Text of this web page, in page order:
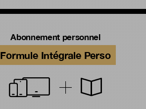
Abonnement personnel
Formule Intégrale Perso